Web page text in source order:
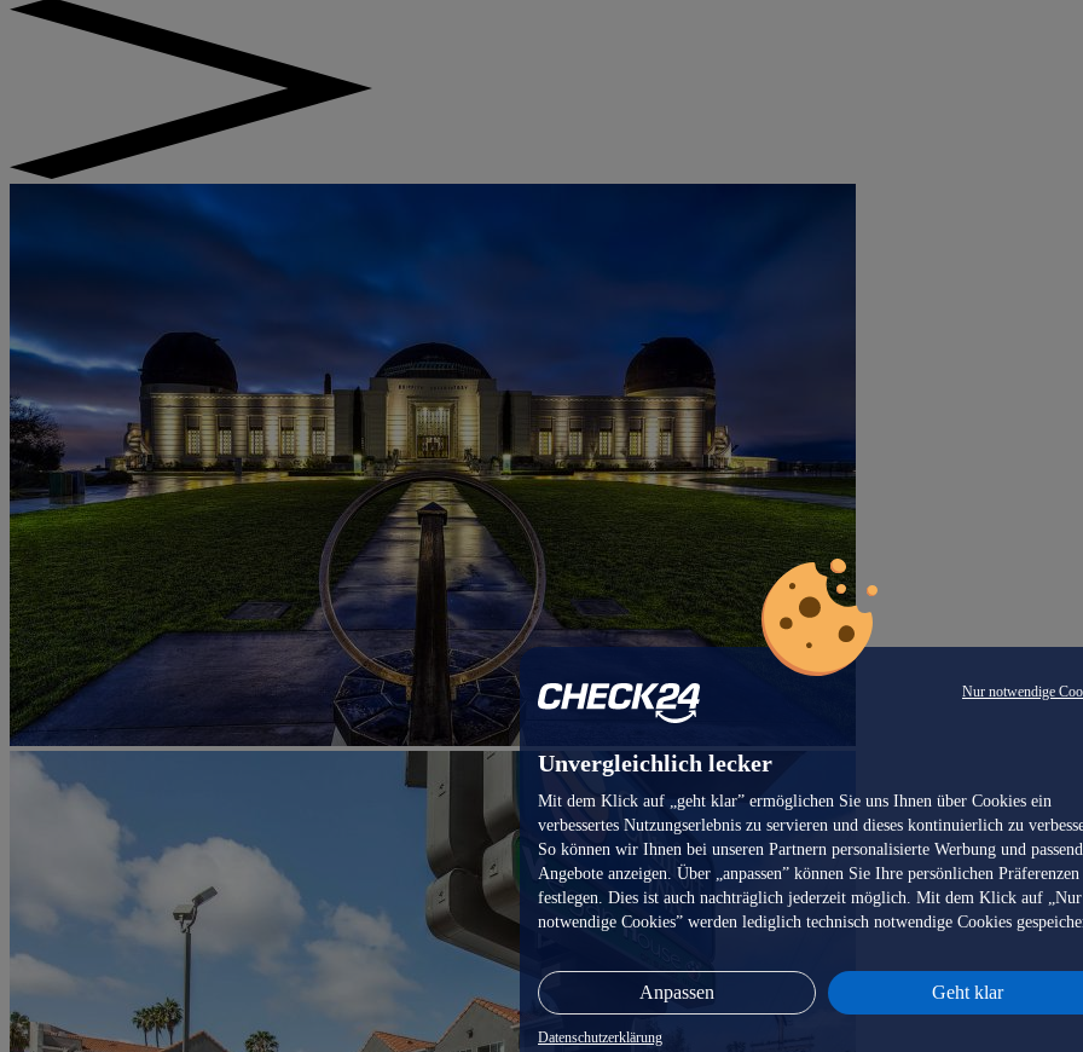
Nur notwendige
Unvergleichlich lecker
Mit dem Klick auf „geht klar” ermöglichen Sie uns Ihnen über Cookies ein
verbessertes Nutzungserlebnis zu servieren und dieses kontinuierlich zu
So können wir Ihnen bei unseren Partnern personalisierte Werbung und
Angebote anzeigen. Über „anpassen” können Sie Ihre persönlichen Präferenzen
festlegen. Dies ist auch nachträglich jederzeit möglich. Mit dem Klick auf „Nur
notwendige Cookies” werden lediglich technisch notwendige Cookies
Anpassen Geht klar
Datenschutzerklärung